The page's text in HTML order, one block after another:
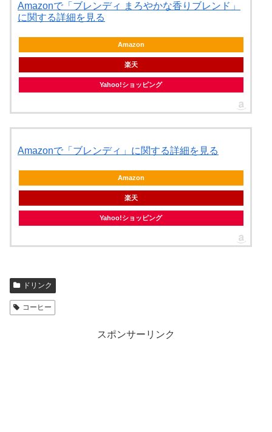
Amazonで「ブレンディ まろやかな香りブレンド」
に関する詳細を見る
Amazon
楽天
Yahoo!ショッピング
Amazonで「ブレンディ」に関する詳細を見る
Amazon
楽天
Yahoo!ショッピング
ドリンク
コーヒー
スポンサーリンク